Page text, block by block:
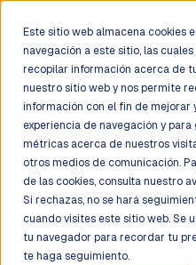
Este sitio web almacena cookies
navegación a este sitio, las
recopilar información acerca de
nuestro sitio web y nos permite
información con el fin de mejorar
experiencia de navegación y
métricas acerca de nuestros
otros medios de comunicación.
de las cookies, consulta nuestro
Si rechazas, no se hará
cuando visites este sitio web. Se
tu navegador para recordar tu
te haga seguimiento.
Talk to
TECNOLOGÍA , CLOUD